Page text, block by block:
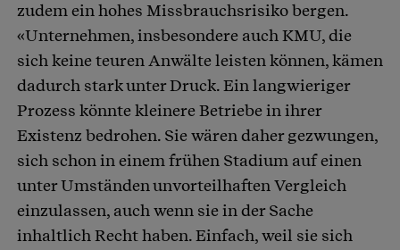
zudem ein hohes Missbrauchsrisiko bergen.
«Unternehmen, insbesondere auch KMU, die
sich keine teuren Anwälte leisten können, kämen
dadurch stark unter Druck. Ein langwieriger
Prozess könnte kleinere Betriebe in ihrer
Existenz bedrohen. Sie wären daher gezwungen,
sich schon in einem frühen Stadium auf einen
unter Umständen unvorteilhaften Vergleich
einzulassen, auch wenn sie in der Sache
inhaltlich Recht haben. Einfach, weil sie sich